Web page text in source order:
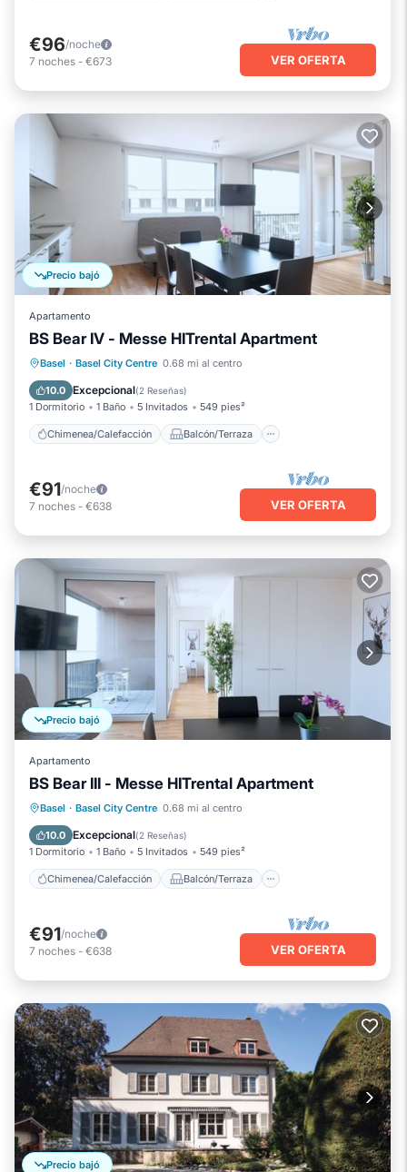
€96/noche
7 noches - €673 VER OFERTA
Precio bajó
Apartamento
BS Bear IV - Messe HITrental Apartment
Basel · Basel City Centre 0.68 mi al centro
10.0 Excepcional(2 Reseñas)
1 Dormitorio 1 Baño 5 Invitados 549 pies²
Chimenea/Calefacción Balcón/Terraza
Chimenea/Calefacción
Balcón/Terraza
Se admiten mascotas
€91/noche
7 noches - €638 VER OFERTA
Precio bajó
Apartamento
BS Bear III - Messe HITrental Apartment
Basel · Basel City Centre 0.68 mi al centro
10.0 Excepcional(2 Reseñas)
1 Dormitorio 1 Baño 5 Invitados 549 pies²
Chimenea/Calefacción Balcón/Terraza
Chimenea/Calefacción
Balcón/Terraza
Se admiten mascotas
€91/noche
7 noches - €638 VER OFERTA
Precio bajó